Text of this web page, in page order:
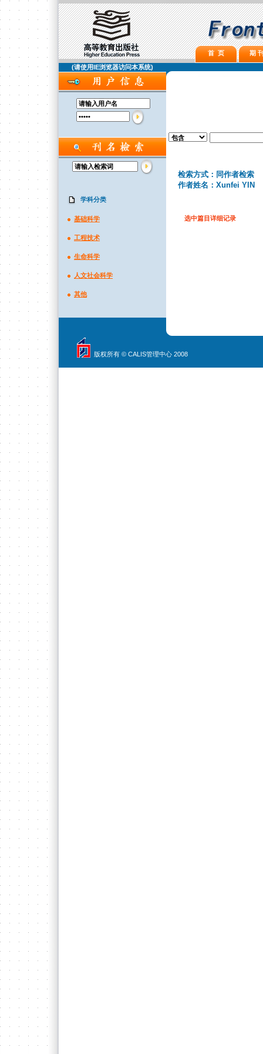
首 页 期
(请使用IE浏览器访问本系统)
学科分类
基础科学
工程技术
生命科学
人文社会科学
其他
检索方式：同作者检索
作者姓名：Xunfei YIN
选中篇目详细记录
版权所有 © CALIS管理中心 2008